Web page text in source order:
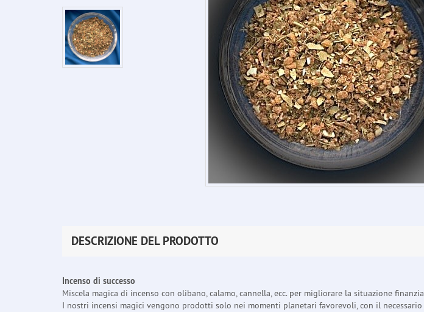
DESCRIZIONE DEL PRODOTTO
Incenso di successo
Miscela magica di incenso con olibano, calamo, cannella, ecc. per migliorare la situazione
I nostri incensi magici vengono prodotti solo nei momenti planetari favorevoli, con il